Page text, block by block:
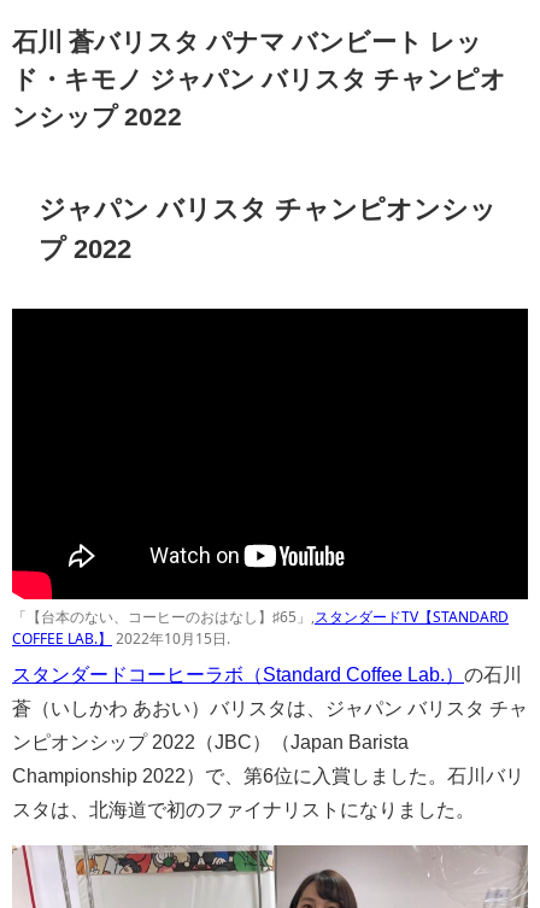
石川 蒼バリスタ パナマ バンビート レッ
ド・キモノ ジャパン バリスタ チャンピオ
ンシップ 2022
ジャパン バリスタ チャンピオンシッ
プ 2022
「【台本のない、コーヒーのおはなし】♯65」,スタンダードTV【STANDARD
COFFEE LAB.】 2022年10月15日.
スタンダードコーヒーラボ（Standard Coffee Lab.） の石川
蒼（いしかわ あおい）バリスタは、ジャパン バリスタ チャ
ンピオンシップ 2022（JBC）（Japan Barista
Championship 2022）で、第6位に入賞しました。石川バリ
スタは、北海道で初のファイナリストになりました。